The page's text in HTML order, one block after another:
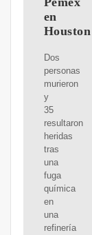
en
Houston
Dos
personas
murieron
y
35
resultaron
heridas
tras
una
fuga
química
en
una
refinería